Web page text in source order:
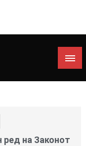
на Законот